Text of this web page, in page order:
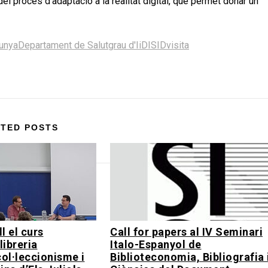
Departament de Salutgrau d'IiD ISIDvisita
POSTS
el curs
i
Call for papers al IV Seminari
Italo-Espanyol de
Biblioteconomia, Bibliografia